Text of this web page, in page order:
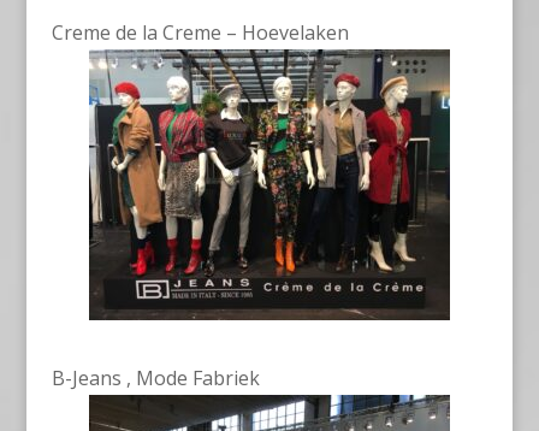
Creme de la Creme – Hoevelaken
B-Jeans , Mode Fabriek